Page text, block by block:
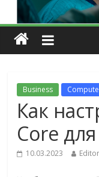
Business
Как
Core
10.03.2023